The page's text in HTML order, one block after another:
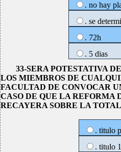
. no hay
. se
. 72h
. 5 dias
33-SERA POTESTATIVA
LOS MIEMBROS DE
FACULTAD DE CONVOCAR
CASO DE QUE LA REFORMA
RECAYERA SOBRE LA
. titulo
. titulo 1